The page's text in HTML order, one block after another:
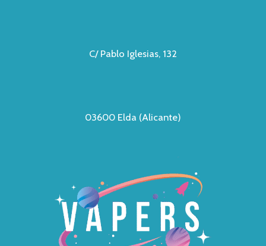
C/ Pablo Iglesias, 132
03600 Elda (Alicante)